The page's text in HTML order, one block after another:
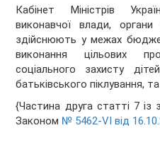
Кабінет Міністрів
виконавчої влади, органи
здійснюють у межах
виконання цільових
соціального захисту
батьківського піклування,
{Частина друга статті 7 із
Законом № 5462-VI від